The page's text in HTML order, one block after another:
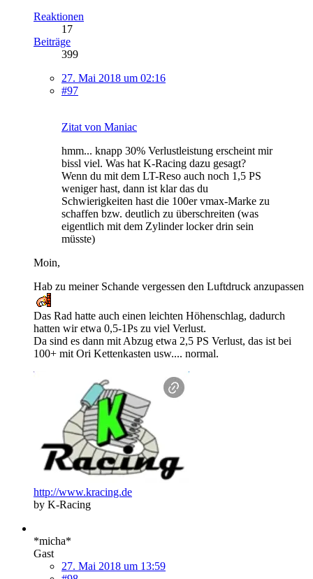
Reaktionen
17
Beiträge
399
27. Mai 2018 um 02:16
#97
Zitat von Maniac
hmm... knapp 30% Verlustleistung erscheint mir
bissl viel. Was hat K-Racing dazu gesagt?
Wenn du mit dem LT-Reso auch noch 1,5 PS
weniger hast, dann ist klar das du
Schwierigkeiten hast die 100er vmax-Marke zu
schaffen bzw. deutlich zu überschreiten (was
eigentlich mit dem Zylinder locker drin sein
müsste)
Moin,
Hab zu meiner Schande vergessen den Luftdruck anzupassen
Das Rad hatte auch einen leichten Höhenschlag, dadurch
hatten wir etwa 0,5-1Ps zu viel Verlust.
Da sind es dann mit Abzug etwa 2,5 PS Verlust, das ist bei
100+ mit Ori Kettenkasten usw.... normal.
http://www.kracing.de
by K-Racing
*micha*
Gast
27. Mai 2018 um 13:59